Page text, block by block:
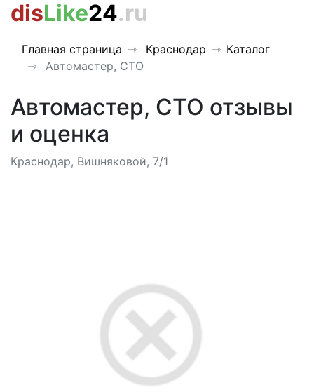
disLike24.ru
Главная страница Краснодар
Каталог
Автомастер, СТО
Автомастер, СТО отзывы
и оценка
Краснодар, Вишняковой, 7/1